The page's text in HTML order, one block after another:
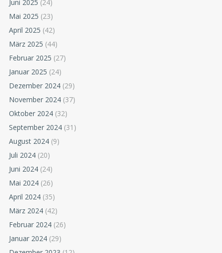
Juni 2025 (24)
Mai 2025 (23)
April 2025 (42)
März 2025 (44)
Februar 2025 (27)
Januar 2025 (24)
Dezember 2024 (29)
November 2024 (37)
Oktober 2024 (32)
September 2024 (31)
August 2024 (9)
Juli 2024 (20)
Juni 2024 (24)
Mai 2024 (26)
April 2024 (35)
März 2024 (42)
Februar 2024 (26)
Januar 2024 (29)